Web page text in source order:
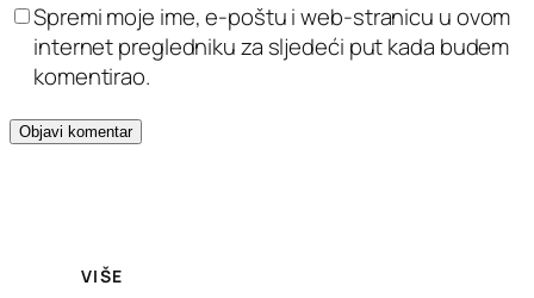
Spremi moje ime, e-poštu i web-stranicu u ovom
internet pregledniku za sljedeći put kada budem
komentirao.
VIŠE